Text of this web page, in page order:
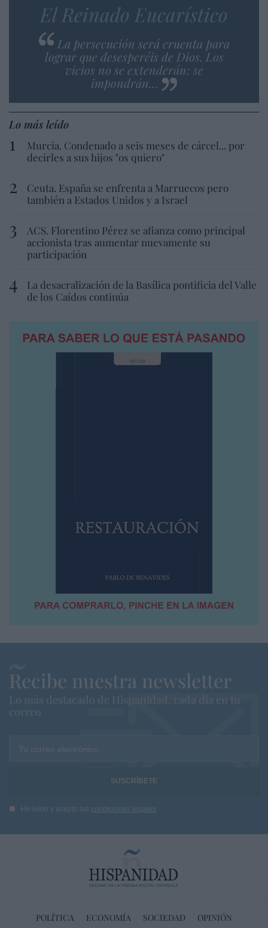
El Reinado Eucarístico
La persecución será cruenta para
lograr que desesperéis de Dios. Los
vicios no se extenderán: se
impondrán…
Lo más leído
Murcia. Condenado a seis meses de cárcel... por
decirles a sus hijos "os quiero"
Ceuta. España se enfrenta a Marruecos pero
también a Estados Unidos y a Israel
ACS. Florentino Pérez se afianza como principal
accionista tras aumentar nuevamente su
participación
La desacralización de la Basílica pontificia del Valle
de los Caídos continúa
Recibe nuestra newsletter
Lo más destacado de Hispanidad, cada dia en tu
correo
Tu correo electrónico...
He leído y acepto las condiciones legales
POLÍTICA ECONOMÍA SOCIEDAD
OPINIÓN